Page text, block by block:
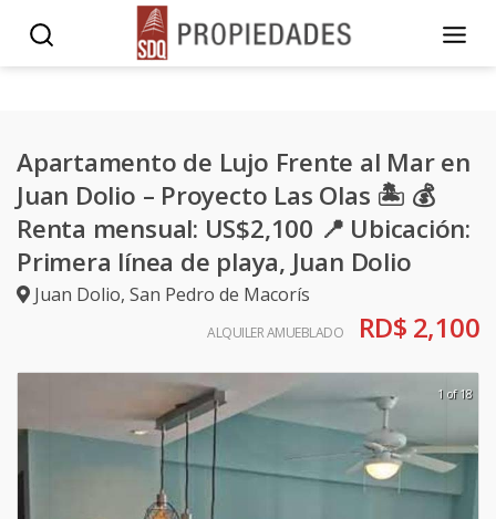
Apartamento de Lujo Frente al Mar en
Juan Dolio – Proyecto Las Olas 🏝️ 💰
Renta mensual: US$2,100 📍 Ubicación:
Primera línea de playa, Juan Dolio
Juan Dolio, San Pedro de Macorís
ALQUILER AMUEBLADO RD$ 2,100
1 of 18